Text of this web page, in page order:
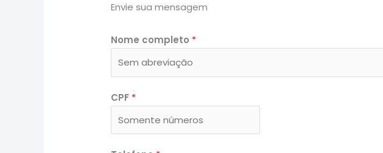
Envie sua mensagem
Nome completo *
CPF *